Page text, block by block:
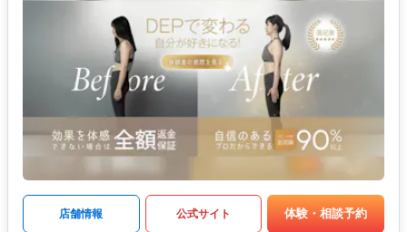
店舗情報 公式サイト 体験・相談予約